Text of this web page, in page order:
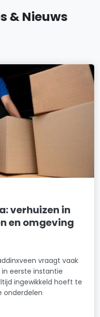
& Nieuws
verhuizen in
en omgeving
vraagt vaak
eerste instantie
ingewikkeld hoeft te
onderdelen